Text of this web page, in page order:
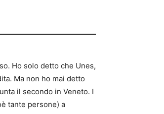
Ho solo detto che Unes,
Ma non ho mai detto
il secondo in Veneto. I
tante persone) a